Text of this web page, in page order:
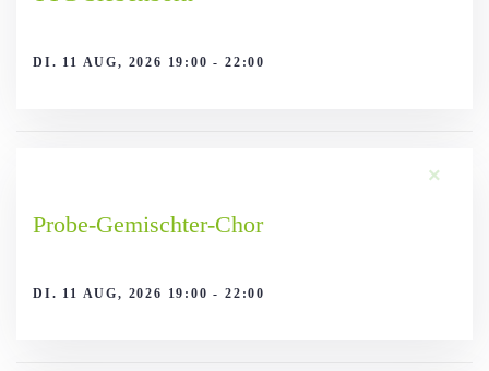
DI. 11 AUG, 2026 19:00 - 22:00
×
Probe-Gemischter-Chor
DI. 11 AUG, 2026 19:00 - 22:00